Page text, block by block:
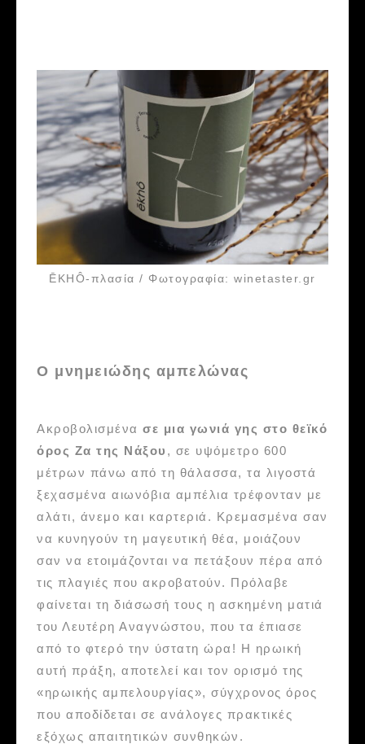
ĒKHÔ-πλασία / Φωτογραφία: winetaster.gr
Ο μνημειώδης αμπελώνας
Ακροβολισμένα σε μια γωνιά γης στο θεϊκό
όρος Ζα της Νάξου , σε υψόμετρο 600
μέτρων πάνω από τη θάλασσα, τα λιγοστά
ξεχασμένα αιωνόβια αμπέλια τρέφονταν με
αλάτι, άνεμο και καρτεριά. Κρεμασμένα σαν
να κυνηγούν τη μαγευτική θέα, μοιάζουν
σαν να ετοιμάζονται να πετάξουν πέρα από
τις πλαγιές που ακροβατούν. Πρόλαβε
φαίνεται τη διάσωσή τους η ασκημένη ματιά
του Λευτέρη Αναγνώστου, που τα έπιασε
από το φτερό την ύστατη ώρα! Η ηρωική
αυτή πράξη, αποτελεί και τον ορισμό της
«ηρωικής αμπελουργίας», σύγχρονος όρος
που αποδίδεται σε ανάλογες πρακτικές
εξόχως απαιτητικών συνθηκών.